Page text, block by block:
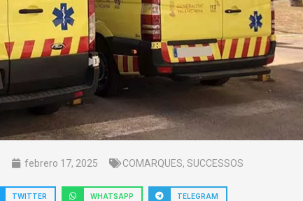
febrero 17, 2025 COMARQUES, SUCCESSOS
TWITTER WHATSAPP TELEGRAM